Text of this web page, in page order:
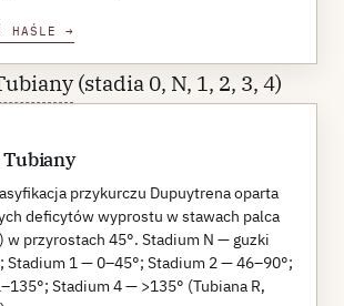
HAŚLE→
przykurczu Dupuytrena oparta
deficytów wyprostu w stawach palca
w przyrostach 45°. Stadium N — guzki
Stadium 1 — 0–45°; Stadium 2 — 46–90°;
Stadium 4 — >135° (Tubiana R,
(stadia 0, N, 1, 2, 3, 4)
w przyrostach 45° —
guzki bez przykurczu,
0–45°, stadium 4 deficyt
Hindocha i wsp.
rewizję wzbogaconą o
obustronność i liczbę